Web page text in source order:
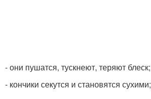
- они пушатся, тускнеют, теряют блеск;
- кончики секутся и становятся сухими;